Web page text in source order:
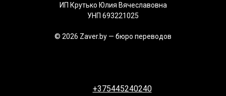
ИП Крутько Юлия Вячеславовна
УНП 693221025
© 2026 Zaver.by — бюро переводов
+375445240240